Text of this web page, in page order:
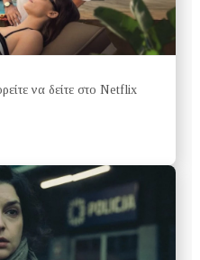
να δείτε στο Netflix